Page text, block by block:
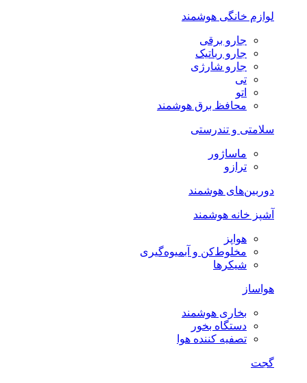
لوازم خانگی هوشمند
جارو برقی
جارو رباتیک
جارو شارژی
تی
اتو
محافظ برق هوشمند
سلامتی و تندرستی
ماساژور
ترازو
دوربین‌های هوشمند
آشپز خانه هوشمند
هواپز
مخلوط‌کن و آبمیوه‌گیری
شیکرها
هواساز
بخاری هوشمند
دستگاه بخور
تصفیه کننده هوا
گجت